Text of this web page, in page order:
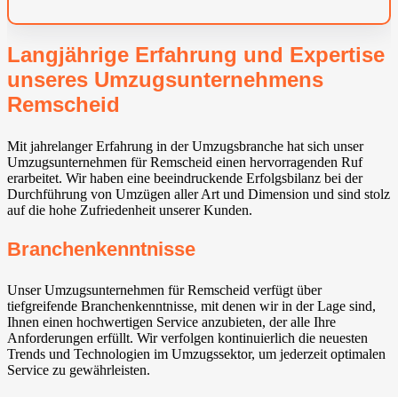
Langjährige Erfahrung und Expertise
unseres Umzugsunternehmens
Remscheid
Mit jahrelanger Erfahrung in der Umzugsbranche hat sich unser
Umzugsunternehmen für Remscheid einen hervorragenden Ruf
erarbeitet. Wir haben eine beeindruckende Erfolgsbilanz bei der
Durchführung von Umzügen aller Art und Dimension und sind stolz
auf die hohe Zufriedenheit unserer Kunden.
Branchenkenntnisse
Unser Umzugsunternehmen für Remscheid verfügt über
tiefgreifende Branchenkenntnisse, mit denen wir in der Lage sind,
Ihnen einen hochwertigen Service anzubieten, der alle Ihre
Anforderungen erfüllt. Wir verfolgen kontinuierlich die neuesten
Trends und Technologien im Umzugssektor, um jederzeit optimalen
Service zu gewährleisten.